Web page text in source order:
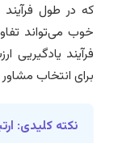
که در طول
خوب می‌تواند
فرآیند یادگیریی
برای انتخاب
نکته کلیدی: